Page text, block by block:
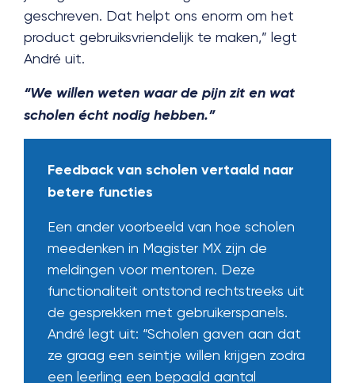
geschreven. Dat helpt ons enorm om het
product gebruiksvriendelijk te maken,” legt
André uit.
“We willen weten waar de pijn zit en wat
scholen écht nodig hebben.”
Feedback van scholen vertaald naar
betere functies
Een ander voorbeeld van hoe scholen
meedenken in Magister MX zijn de
meldingen voor mentoren. Deze
functionaliteit ontstond rechtstreeks uit
de gesprekken met gebruikerspanels.
André legt uit: “Scholen gaven aan dat
ze graag een seintje willen krijgen zodra
een leerling een bepaald aantal